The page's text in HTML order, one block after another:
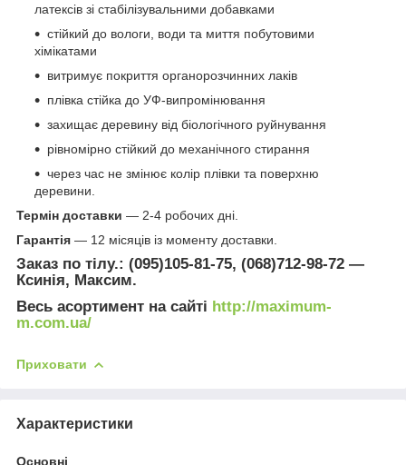
латексів зі стабілізувальними добавками
стійкий до вологи, води та миття побутовими
хімікатами
витримує покриття органорозчинних лаків
плівка стійка до УФ-випромінювання
захищає деревину від біологічного руйнування
рівномірно стійкий до механічного стирання
через час не змінює колір плівки та поверхню
деревини.
Термін доставки — 2-4 робочих дні.
Гарантія — 12 місяців із моменту доставки.
Заказ по тілу.: (095)105-81-75, (068)712-98-72 —
Ксинія, Максим.
Весь асортимент на сайті http://maximum-
m.com.ua/
Приховати
Характеристики
Основні